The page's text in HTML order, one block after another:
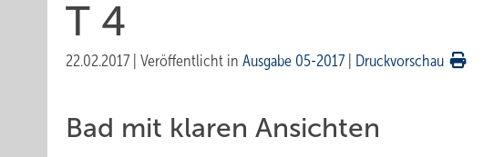
T 4
22.02.2017 Veröffentlicht in Ausgabe 05-2017 Druckvorschau
Bad mit klaren Ansichten